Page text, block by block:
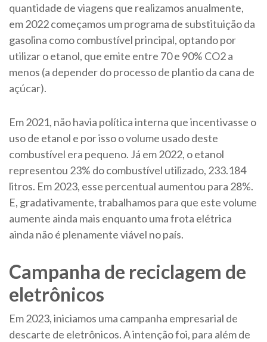
quantidade de viagens que realizamos anualmente,
em 2022 começamos um programa de substituição da
gasolina como combustível principal, optando por
utilizar o etanol, que emite entre 70 e 90% CO2 a
menos (a depender do processo de plantio da cana de
açúcar).
Em 2021, não havia política interna que incentivasse o
uso de etanol e por isso o volume usado deste
combustível era pequeno. Já em 2022, o etanol
representou 23% do combustível utilizado, 233.184
litros. Em 2023, esse percentual aumentou para 28%.
E, gradativamente, trabalhamos para que este volume
aumente ainda mais enquanto uma frota elétrica
ainda não é plenamente viável no país.
Campanha de reciclagem de
eletrônicos
Em 2023, iniciamos uma campanha empresarial de
descarte de eletrônicos. A intenção foi, para além de